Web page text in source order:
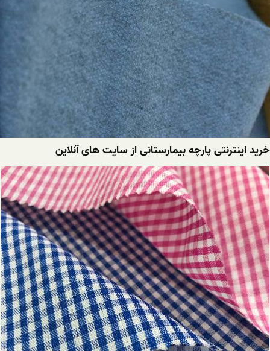
خرید اینترنتی پارچه بیمارستانی از سایت های آنلاین